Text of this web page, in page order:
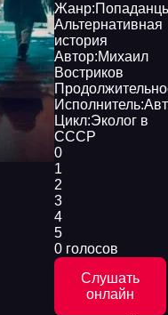
Жанр:
Альтернативная
история
Автор:Михаил
Востриков
Исполнитель:
Цикл:Эколог в
СССР
0
1
2
3
4
5
0 голосов
Слушать
онлайн